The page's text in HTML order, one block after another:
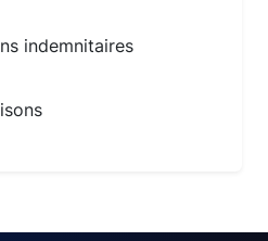
indemnitaires